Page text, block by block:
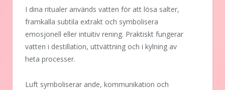
I dina ritualer används vatten för att lösa salter,
framkalla subtila extrakt och symbolisera
emosjonell eller intuitiv rening. Praktiskt fungerar
vatten i destillation, uttvättning och i kylning av
heta processer.
Luft symboliserar ande, kommunikation och